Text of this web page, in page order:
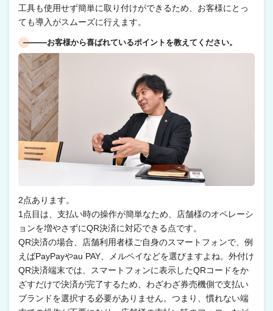
工具も使用せず簡単に取り付けができるため、お客様にとっ
ても導入がスムーズに行えます。
―――お客様から喜ばれているポイントを教えてください。
2点あります。
1点目は、支払い時の操作が簡単なため、店舗様のオペレーシ
ョンを増やさずにQR決済に対応できる点です。
QR決済の場合、店舗利用者様ご自身のスマートフォンで、例
えばPayPayやau PAY、メルペイなどを選びますよね。外付け
QR決済端末では、スマートフォンに表示したQRコードをか
ざすだけで決済が完了するため、わざわざ券売機側で支払い
ブランドを選択する必要がありません。つまり、慣れない端